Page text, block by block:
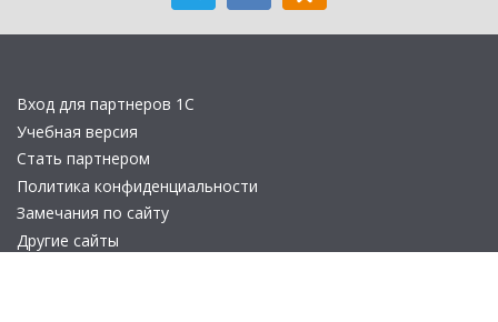
Вход для партнеров 1С
Учебная версия
Стать партнером
Политика конфиденциальности
Замечания по сайту
Другие сайты